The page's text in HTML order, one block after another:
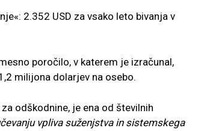
2.352 USD za vsako leto bivanja v
poročilo, v katerem je izračunal,
milijona dolarjev na osebo.
odškodnine, je ena od številnih
vpliva suženjstva in sistemskega